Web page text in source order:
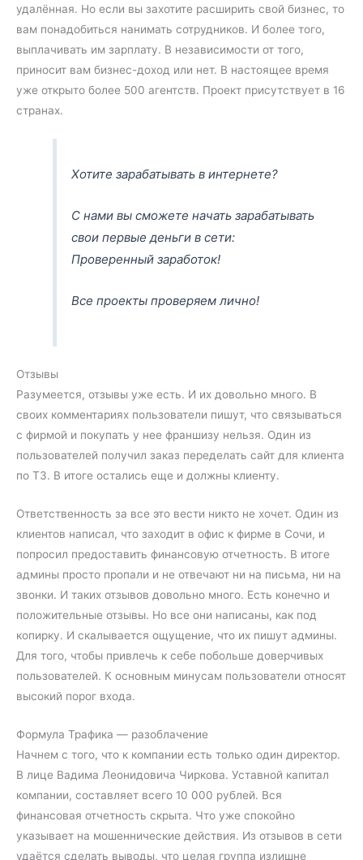
удалённая. Но если вы захотите расширить свой бизнес, то
вам понадобиться нанимать сотрудников. И более того,
выплачивать им зарплату. В независимости от того,
приносит вам бизнес-доход или нет. В настоящее время
уже открыто более 500 агентств. Проект присутствует в 16
странах.
Хотите зарабатывать в интернете?
С нами вы сможете начать зарабатывать
свои первые деньги в сети:
Проверенный заработок!
Все проекты проверяем лично!
Отзывы
Разумеется, отзывы уже есть. И их довольно много. В
своих комментариях пользователи пишут, что связываться
с фирмой и покупать у нее франшизу нельзя. Один из
пользователей получил заказ переделать сайт для клиента
по ТЗ. В итоге остались еще и должны клиенту.
Ответственность за все это вести никто не хочет. Один из
клиентов написал, что заходит в офис к фирме в Сочи, и
попросил предоставить финансовую отчетность. В итоге
админы просто пропали и не отвечают ни на письма, ни на
звонки. И таких отзывов довольно много. Есть конечно и
положительные отзывы. Но все они написаны, как под
копирку. И скалывается ощущение, что их пишут админы.
Для того, чтобы привлечь к себе побольше доверчивых
пользователей. К основным минусам пользователи относят
высокий порог входа.
Формула Трафика — разоблачение
Начнем с того, что к компании есть только один директор.
В лице Вадима Леонидовича Чиркова. Уставной капитал
компании, составляет всего 10 000 рублей. Вся
финансовая отчетность скрыта. Что уже спокойно
указывает на мошеннические действия. Из отзывов в сети
удаётся сделать выводы, что целая группа излишне